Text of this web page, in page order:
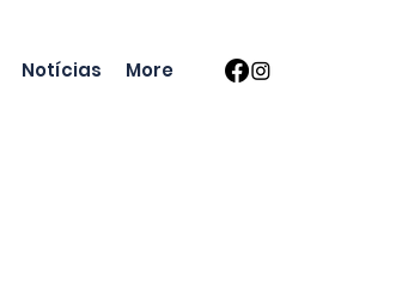
Notícias More